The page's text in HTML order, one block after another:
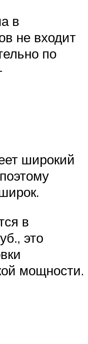
в
не входит
по
широкий
в
это
мощности.